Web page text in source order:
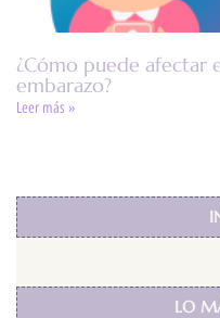
¿Cómo puede afectar
embarazo?
Leer más »
LO